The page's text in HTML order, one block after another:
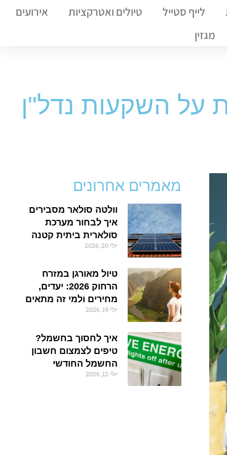
לייף סטייל טיולים ואטרקציות
אירועים
מגזין
על השקעות נדל"ן
מאמרים אחרונים
וולטה סולאר מסבירים
איך לבחור מערכת
סולארית ביתית קטנה
יולי 20, 2026
טיול מאורגן במזרח
הרחוק 2026: יעדים,
מחירים ולמי זה מתאים
יולי 19, 2026
איך לחסוך בחשמל?
טיפים לצמצום חשבון
החשמל החודשי
יולי 12, 2026